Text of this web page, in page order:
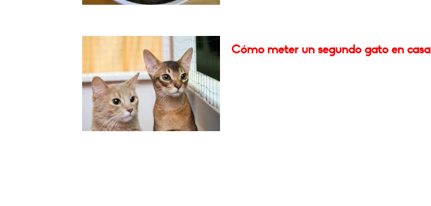
Cómo meter un segundo gato en casa